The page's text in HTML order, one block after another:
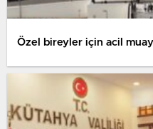
Özel bireyler için acil